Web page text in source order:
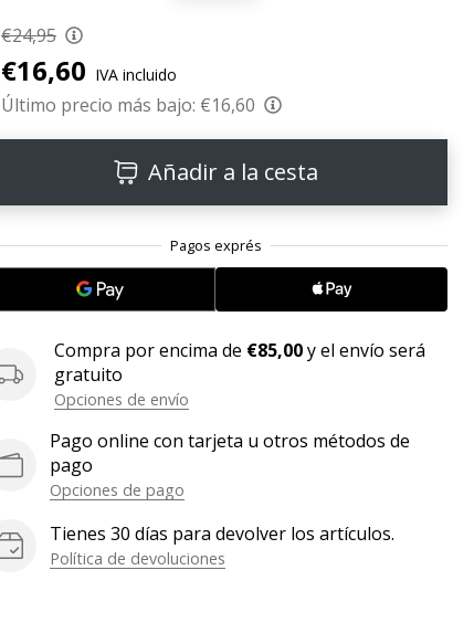
€24,95
€16,60 IVA incluido
Último precio más bajo: €16,60
Añadir a la cesta
Compra por encima de €85,00y el envío será
gratuito
Opciones de envío
Pago online con tarjeta u otros métodos de
pago
Opciones de pago
Tienes 30 días para devolver los artículos.
Política de devoluciones